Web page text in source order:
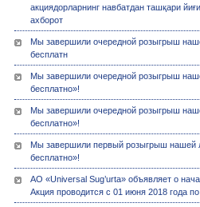
акциядорларнинг навбатдан ташқари
ахборот
Мы завершили очередной розыгрыш
бесплатн
Мы завершили очередной розыгрыш
бесплатно»!
Мы завершили очередной розыгрыш
бесплатно»!
Мы завершили первый розыгрыш нашей
бесплатно»!
АО «Universal Sug’urta» объявляет о
Акция проводится с 01 июня 2018 года по